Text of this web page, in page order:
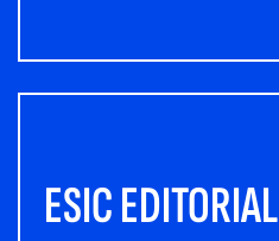
ESIC EDITORIAL